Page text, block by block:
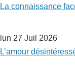
La connaissance
lun 27 Juil 2026
L’amour